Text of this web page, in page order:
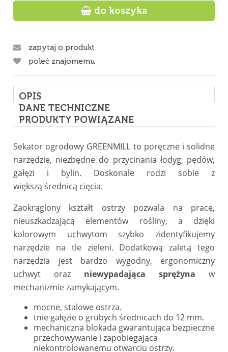
 do koszyka
zapytaj o produkt
poleć znajomemu
OPIS
DANE TECHNICZNE
PRODUKTY POWIĄZANE
Sekator ogrodowy GREENMILL to poręczne i solidne
narzędzie, niezbędne do przycinania łodyg, pędów,
gałęzi i bylin. Doskonale rodzi sobie z
większą średnicą cięcia.
Zaokrąglony kształt ostrzy pozwala na pracę,
nieuszkadzającą elementów rośliny, a dzięki
kolorowym uchwytom szybko zidentyfikujemy
narzędzie na tle zieleni. Dodatkową zaletą tego
narzędzia jest bardzo wygodny, ergonomiczny
uchwyt oraz niewypadająca sprężyna w
mechanizmie zamykającym.
mocne, stalowe ostrza.
tnie gałęzie o grubych średnicach do 12 mm.
mechaniczna blokada gwarantująca bezpieczne
przechowywanie i zapobiegająca
niekontrolowanemu otwarciu ostrzy.